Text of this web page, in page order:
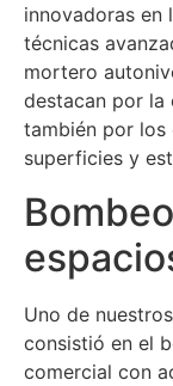
innovadoras en
técnicas
mortero
destacan por la
también por los
superficies y
Uno de
consistió en el
comercial con